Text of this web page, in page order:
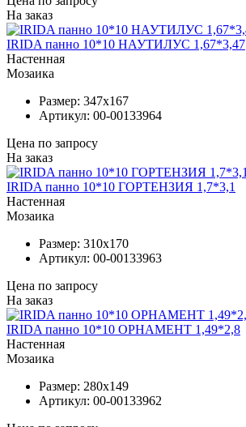
На заказ
IRIDA панно 10*10 НАУТИЛУС 1,67*3,47
Настенная
Мозаика
Размер: 347x167
Артикул: 00-00133964
Цена по запросу
На заказ
IRIDA панно 10*10 ГОРТЕНЗИЯ 1,7*3,1
Настенная
Мозаика
Размер: 310x170
Артикул: 00-00133963
Цена по запросу
На заказ
IRIDA панно 10*10 ОРНАМЕНТ 1,49*2,8
Настенная
Мозаика
Размер: 280x149
Артикул: 00-00133962